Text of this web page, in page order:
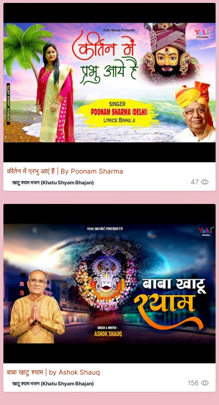
कीर्तन में प्रभु आएं हैं | By Poonam Sharma
खाटू श्याम भजन (Khatu Shyam Bhajan) 47
बाबा खाटू श्याम | by Ashok Shauq
खाटू श्याम भजन (Khatu Shyam Bhajan) 156